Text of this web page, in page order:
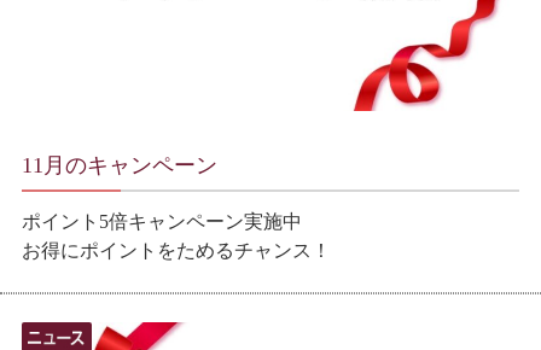
11月のキャンペーン
ポイント5倍キャンペーン実施中
お得にポイントをためるチャンス！